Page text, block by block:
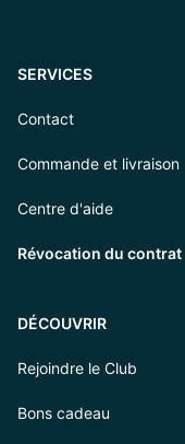
SERVICES
Contact
Commande et livraison
Centre d'aide
Révocation du contrat
DÉCOUVRIR
Rejoindre le Club
Bons cadeau